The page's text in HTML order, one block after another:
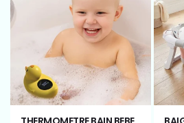
e
t